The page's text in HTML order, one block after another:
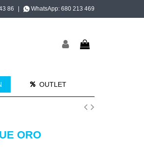
86 WhatsApp: 680 213 469
OUTLET
ORO